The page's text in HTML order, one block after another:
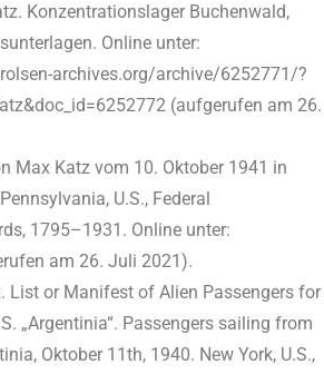
Konzentrationslager Buchenwald,
Online unter:
archives.org/archive/6252771/?
(aufgerufen am 26.
Max Katz vom 10. Oktober 1941 in
U.S., Federal
1795–1931. Online unter:
am 26. Juli 2021).
List or Manifest of Alien Passengers for
„Argentinia“. Passengers sailing from
Oktober 11th, 1940. New York, U.S.,